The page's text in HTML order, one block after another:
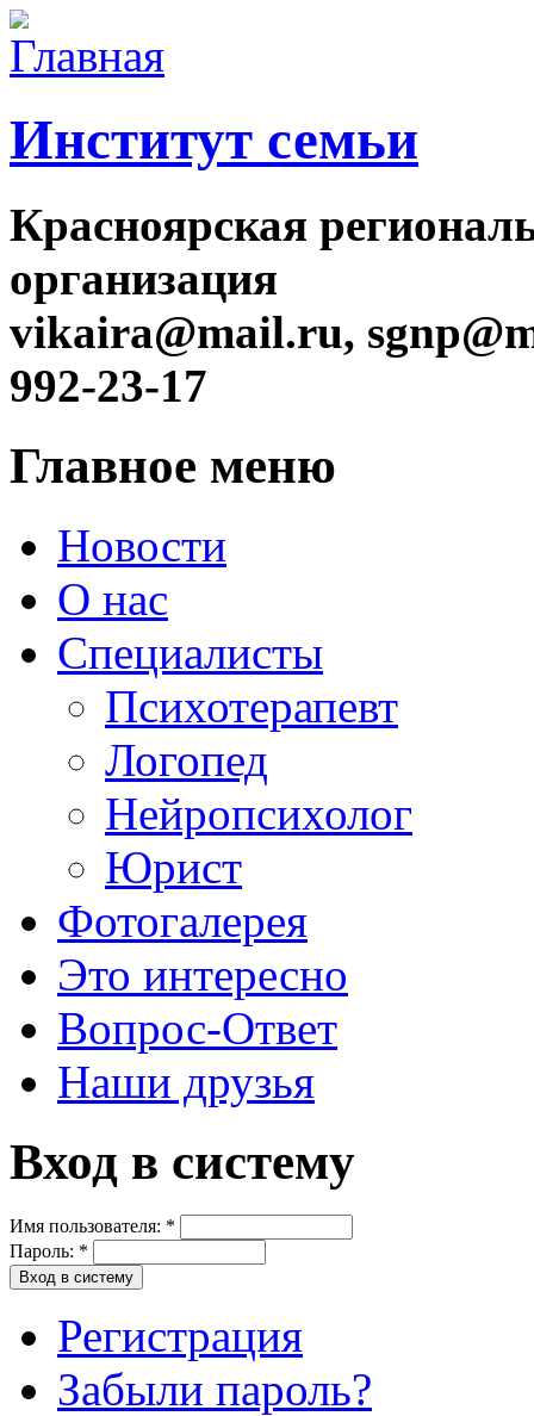
Институт семьи
Красноярская
организация
vikaira@mail.ru,
992-23-17
Главное меню
Новости
О нас
Специалисты
Психотерапевт
Логопед
Нейропсихолог
Юрист
Фотогалерея
Это интересно
Вопрос-Ответ
Наши друзья
Вход в систему
Имя пользователя: *
Пароль: *
Регистрация
Забыли пароль?